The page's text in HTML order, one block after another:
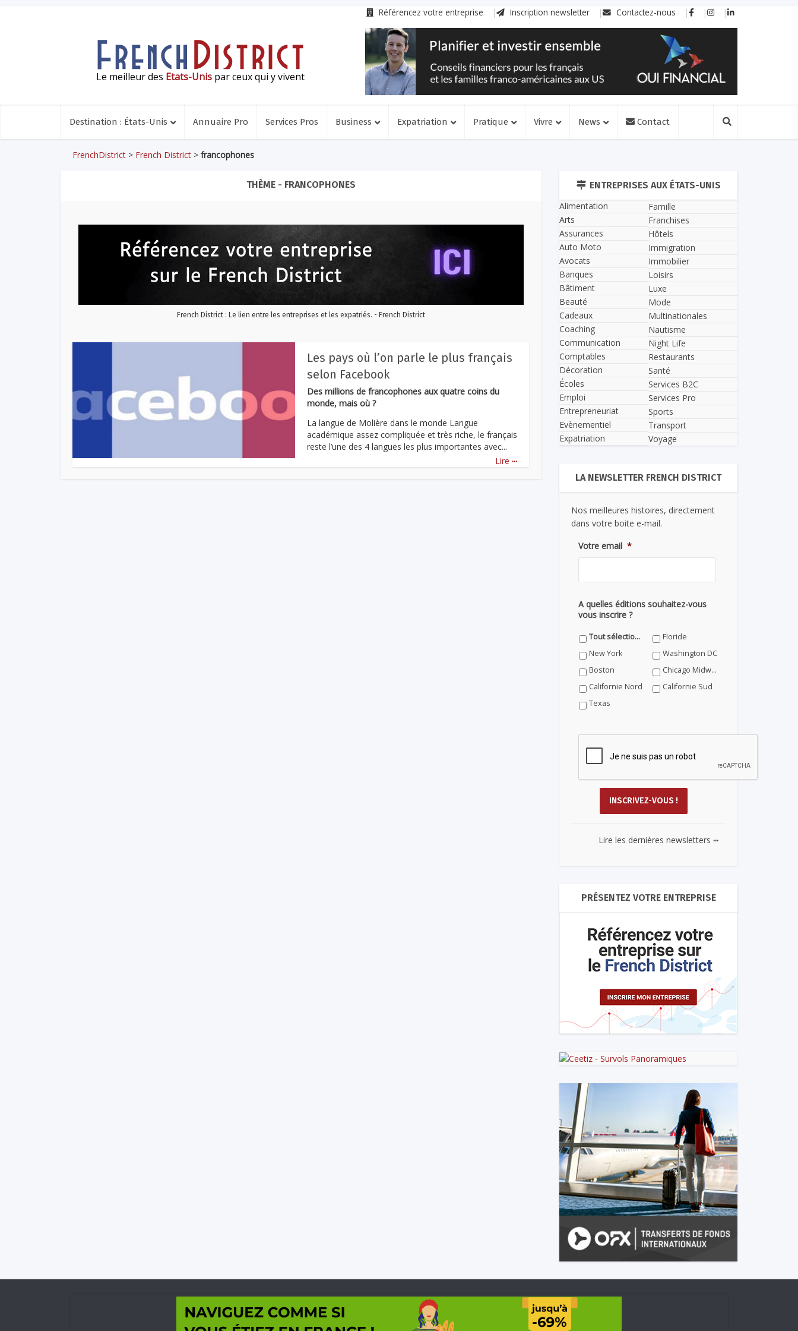
Référencez votre entreprise Inscription newsletter Contactez-nous
Le meilleur des Etats-Unis par ceux qui y vivent
Destination : États-Unis Annuaire Pro Services Pros Business Expatriation Pratique Vivre News Contact
FrenchDistrict > French District > francophones
THÈME - FRANCOPHONES
French District : Le lien entre les entreprises et les expatriés. - French District
Les pays où l’on parle le plus français
selon Facebook
Des millions de francophones aux quatre coins du
monde, mais où ?
La langue de Molière dans le monde Langue
académique assez compliquée et très riche, le français
reste l’une des 4 langues les plus importantes avec...
Lire ...
ENTREPRISES AUX ÉTATS-UNIS
Alimentation
Arts
Assurances
Auto Moto
Avocats
Banques
Bâtiment
Beauté
Cadeaux
Coaching
Communication
Comptables
Décoration
Écoles
Emploi
Entrepreneuriat
Evènementiel
Expatriation
Famille
Franchises
Hôtels
Immigration
Immobilier
Loisirs
Luxe
Mode
Multinationales
Nautisme
Night Life
Restaurants
Santé
Services B2C
Services Pro
Sports
Transport
Voyage
LA NEWSLETTER FRENCH DISTRICT
Nos meilleures histoires, directement
dans votre boite e-mail.
Votre email *
A quelles éditions souhaitez-vous
vous inscrire ?
Tout sélectionner
Floride
New York
Washington DC
Boston
Chicago Midwest
Californie Nord
Californie Sud
Texas
Lire les dernières newsletters ...
PRÉSENTEZ VOTRE ENTREPRISE